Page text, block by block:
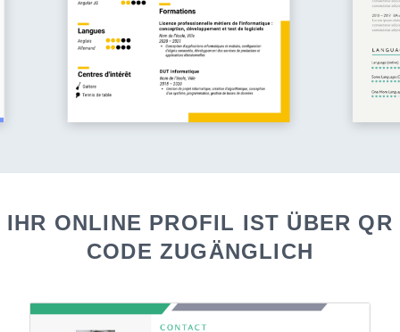
IHR ONLINE PROFIL IST ÜBER QR
CODE ZUGÄNGLICH